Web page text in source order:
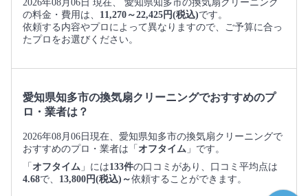
2026年08月06日 現在、 愛知県知多市の換気扇クリーニング
の料金・費用は、 11,270～22,425円(税込)です。
依頼する内容やプロによって異なりますので、ご予算に合っ
たプロをお選びください。
愛知県知多市の換気扇クリーニングでおすすめのプ
ロ・業者は？
2026年08月06日現在、愛知県知多市の換気扇クリーニングで
おすすめのプロ・業者は「オフタイム 」です。
「オフタイム 」には133件の口コミがあり、口コミ平均点は
4.68で、 13,800円(税込)～依頼することができます。